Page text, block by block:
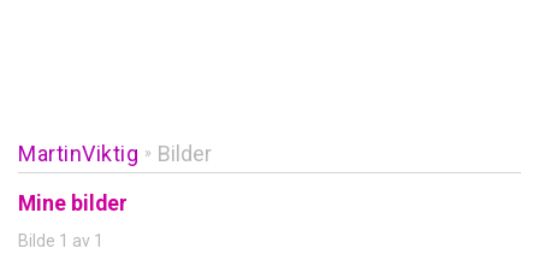
MartinViktig » Bilder
Mine bilder
Bilde 1 av 1